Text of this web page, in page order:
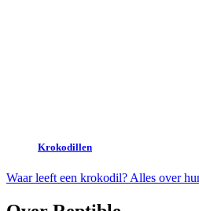
Krokodillen
Waar leeft een krokodil? Alles over